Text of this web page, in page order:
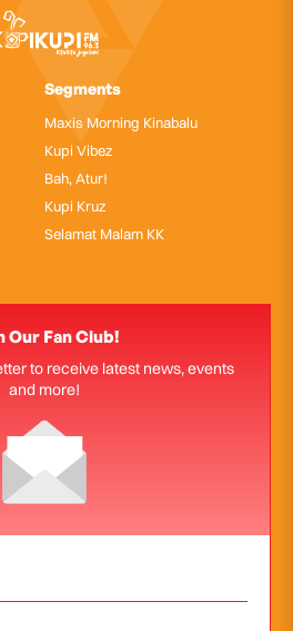
Segments
Maxis Morning Kinabalu
Kupi Vibez
Bah, Atur!
Kupi Kruz
Selamat Malam KK
Our Fan Club!
to receive latest news, events
and more!